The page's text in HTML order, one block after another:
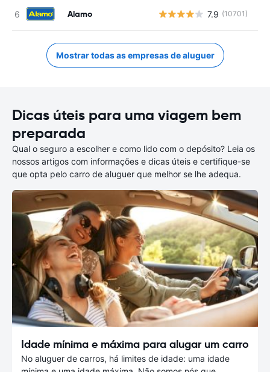
Alamo 7.9 (10701)
Mostrar todas as empresas de aluguer
Dicas úteis para uma viagem bem
preparada
Qual o seguro a escolher e como lido com o depósito? Leia os
nossos artigos com informações e dicas úteis e certifique-se
que opta pelo carro de aluguer que melhor se lhe adequa.
Idade mínima e máxima para alugar um carro
No aluguer de carros, há limites de idade: uma idade